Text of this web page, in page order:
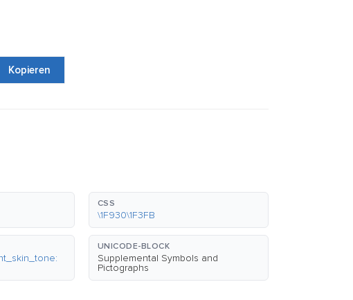
Kopieren
CSS
\1F930\1F3FB
UNICODE-BLOCK
Supplemental Symbols and
Pictographs